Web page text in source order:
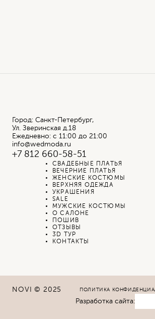
Город: Санкт-Петербург,
Ул. Зверинская д.18
Ежедневно: с 11:00 до 21:00
info@wedmoda.ru
+7 812 660-58-51
СВАДЕБНЫЕ ПЛАТЬЯ
ВЕЧЕРНИЕ ПЛАТЬЯ
ЖЕНСКИЕ КОСТЮМЫ
ВЕРХНЯЯ ОДЕЖДА
УКРАШЕНИЯ
SALE
МУЖСКИЕ КОСТЮМЫ
О САЛОНЕ
ПОШИВ
ОТЗЫВЫ
3D ТУР
КОНТАКТЫ
NOVI © 2025 ПОЛИТИКА
Разработка сайта: